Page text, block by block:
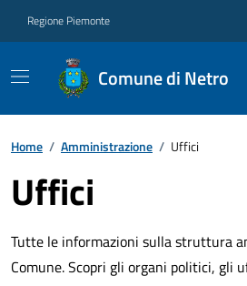
Regione Piemonte
Comune di Netro
Home / Amministrazione / Uffici
Uffici
Tutte le informazioni sulla struttura
Comune. Scopri gli organi politici, gli